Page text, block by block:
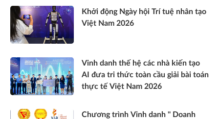
Khởi động Ngày hội Trí tuệ nhân tạo
Việt Nam 2026
Vinh danh thế hệ các nhà kiến tạo
AI đưa tri thức toàn cầu giải bài toán
thực tế Việt Nam 2026
Chương trình Vinh danh " Doanh